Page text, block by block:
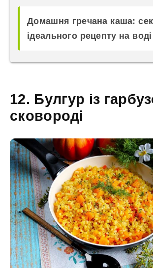
Домашня гречана каша:
ідеального рецепту на воді
12. Булгур із
сковороді